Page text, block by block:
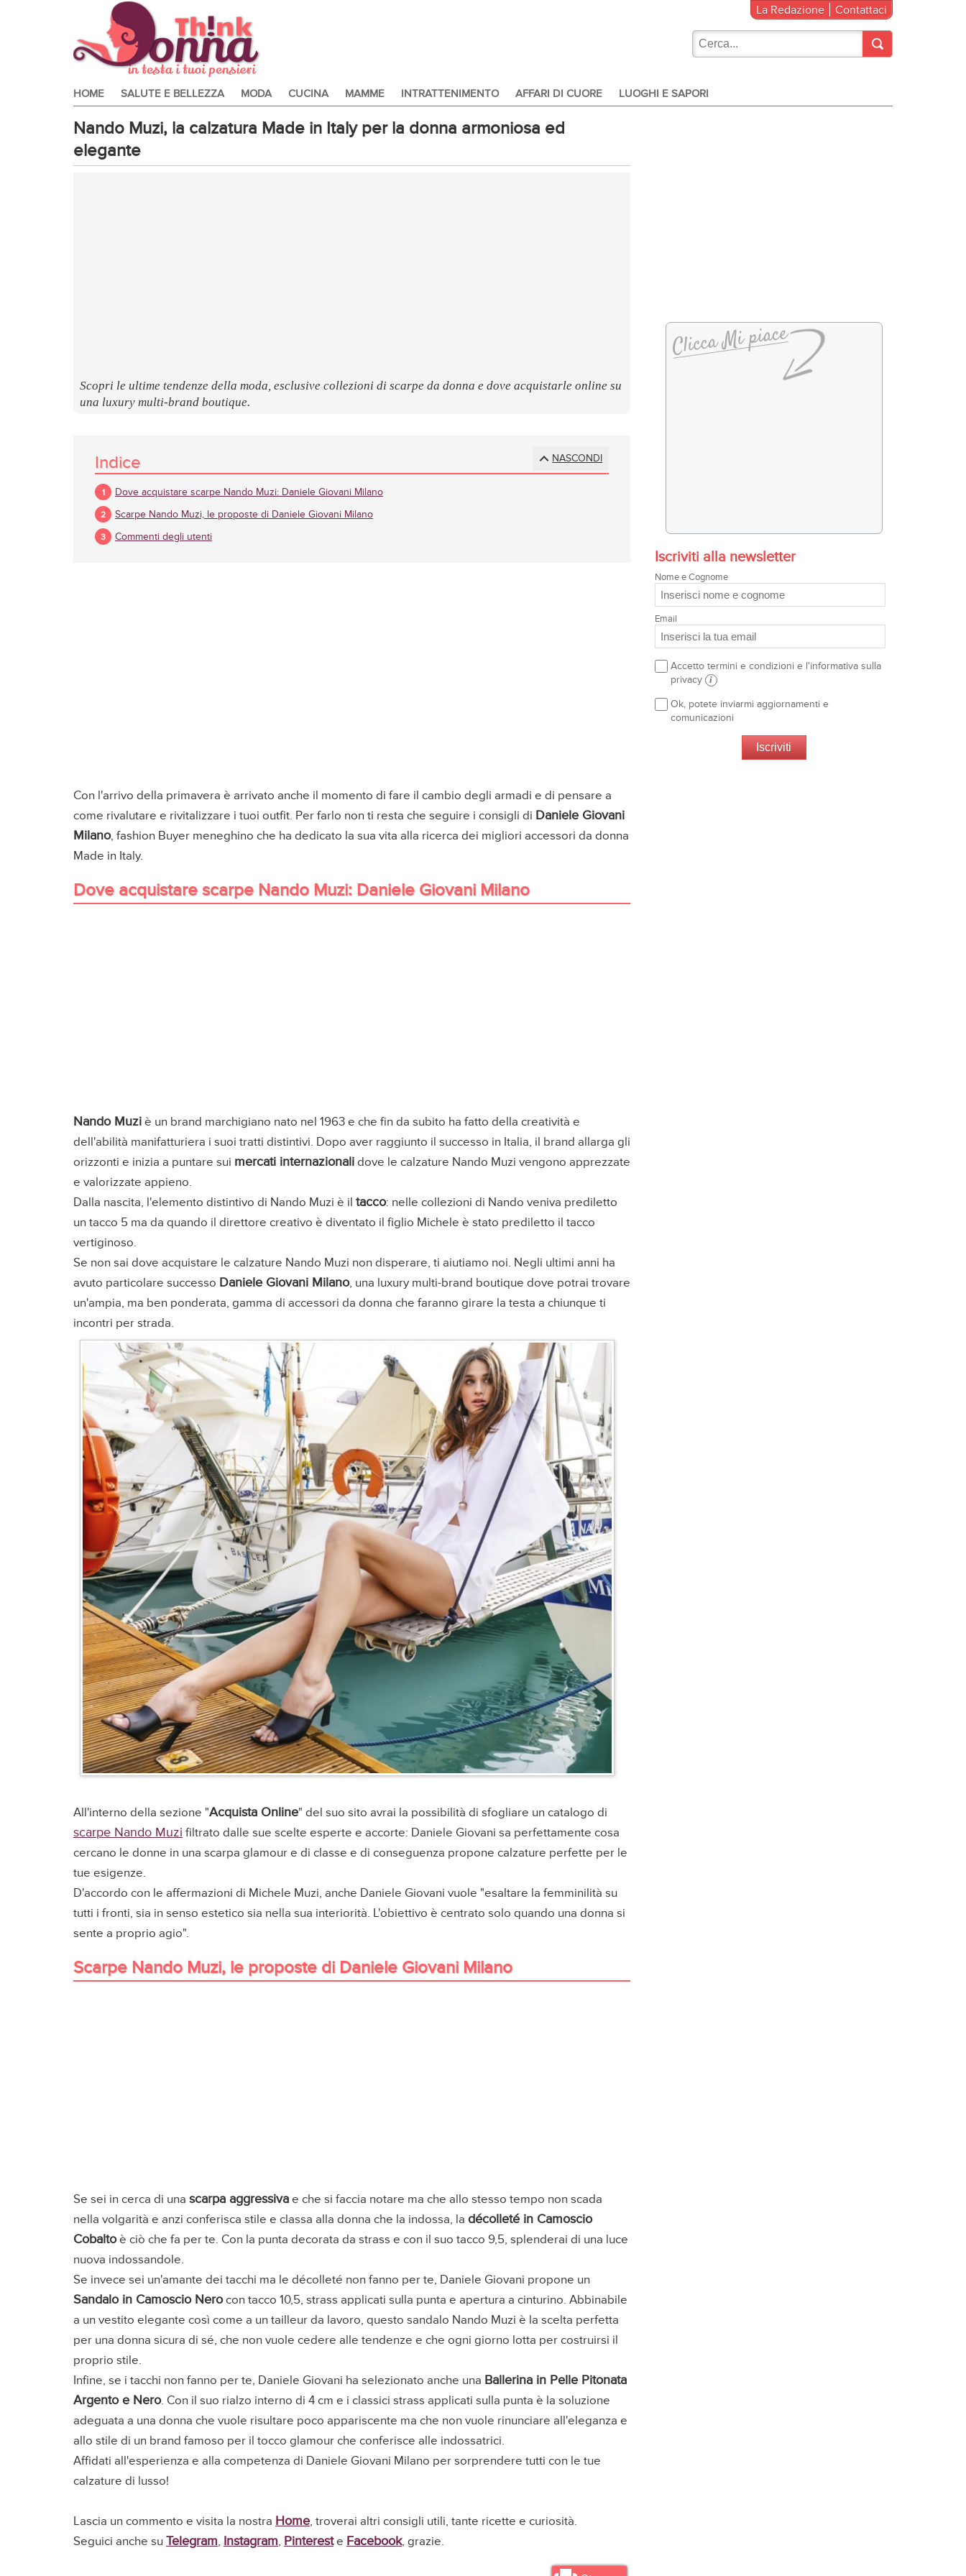
La Redazione Contattaci
HOME SALUTE E BELLEZZA MODA CUCINA MAMME INTRATTENIMENTO AFFARI DI CUORE LUOGHI E SAPORI
Nando Muzi, la calzatura Made in Italy per la donna armoniosa ed
elegante
Scopri le ultime tendenze della moda, esclusive collezioni di scarpe da donna e dove acquistarle online su
una luxury multi-brand boutique.
NASCONDI
Indice
Dove acquistare scarpe Nando Muzi: Daniele Giovani Milano
Scarpe Nando Muzi, le proposte di Daniele Giovani Milano
Commenti degli utenti
Con l'arrivo della primavera è arrivato anche il momento di fare il cambio degli armadi e di pensare a
come rivalutare e rivitalizzare i tuoi outfit. Per farlo non ti resta che seguire i consigli di Daniele Giovani
Milano, fashion Buyer meneghino che ha dedicato la sua vita alla ricerca dei migliori accessori da donna
Made in Italy.
Dove acquistare scarpe Nando Muzi: Daniele Giovani Milano
Nando Muzi è un brand marchigiano nato nel 1963 e che fin da subito ha fatto della creatività e
dell'abilità manifatturiera i suoi tratti distintivi. Dopo aver raggiunto il successo in Italia, il brand allarga gli
orizzonti e inizia a puntare sui mercati internazionali dove le calzature Nando Muzi vengono apprezzate
e valorizzate appieno.
Dalla nascita, l'elemento distintivo di Nando Muzi è il tacco: nelle collezioni di Nando veniva prediletto
un tacco 5 ma da quando il direttore creativo è diventato il figlio Michele è stato prediletto il tacco
vertiginoso.
Se non sai dove acquistare le calzature Nando Muzi non disperare, ti aiutiamo noi. Negli ultimi anni ha
avuto particolare successo Daniele Giovani Milano, una luxury multi-brand boutique dove potrai trovare
un'ampia, ma ben ponderata, gamma di accessori da donna che faranno girare la testa a chiunque ti
incontri per strada.
All'interno della sezione "Acquista Online" del suo sito avrai la possibilità di sfogliare un catalogo di
scarpe Nando Muzi filtrato dalle sue scelte esperte e accorte: Daniele Giovani sa perfettamente cosa
cercano le donne in una scarpa glamour e di classe e di conseguenza propone calzature perfette per le
tue esigenze.
D'accordo con le affermazioni di Michele Muzi, anche Daniele Giovani vuole "esaltare la femminilità su
tutti i fronti, sia in senso estetico sia nella sua interiorità. L'obiettivo è centrato solo quando una donna si
sente a proprio agio".
Scarpe Nando Muzi, le proposte di Daniele Giovani Milano
Se sei in cerca di una scarpa aggressiva e che si faccia notare ma che allo stesso tempo non scada
nella volgarità e anzi conferisca stile e classa alla donna che la indossa, la décolleté in Camoscio
Cobaltoè ciò che fa per te. Con la punta decorata da strass e con il suo tacco 9,5, splenderai di una luce
nuova indossandole.
Se invece sei un'amante dei tacchi ma le décolleté non fanno per te, Daniele Giovani propone un
Sandalo in Camoscio Nerocon tacco 10,5, strass applicati sulla punta e apertura a cinturino. Abbinabile
a un vestito elegante così come a un tailleur da lavoro, questo sandalo Nando Muzi è la scelta perfetta
per una donna sicura di sé, che non vuole cedere alle tendenze e che ogni giorno lotta per costruirsi il
proprio stile.
Infine, se i tacchi non fanno per te, Daniele Giovani ha selezionato anche una Ballerina in Pelle Pitonata
Argento e Nero. Con il suo rialzo interno di 4 cm e i classici strass applicati sulla punta è la soluzione
adeguata a una donna che vuole risultare poco appariscente ma che non vuole rinunciare all'eleganza e
allo stile di un brand famoso per il tocco glamour che conferisce alle indossatrici.
Affidati all'esperienza e alla competenza di Daniele Giovani Milano per sorprendere tutti con le tue
calzature di lusso!
Lascia un commento e visita la nostra Home, troverai altri consigli utili, tante ricette e curiosità.
Seguici anche su Telegram, Instagram, Pintereste Facebook, grazie.
Iscriviti alla newsletter
Nome e Cognome
Email
Accetto termini e condizioni e l'informativa sulla
privacy i
Ok, potete inviarmi aggiornamenti e
comunicazioni